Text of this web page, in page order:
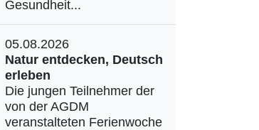
Gesundheit...
05.08.2026
Natur entdecken, Deutsch
erleben
Die jungen Teilnehmer der
von der AGDM
veranstalteten Ferienwoche